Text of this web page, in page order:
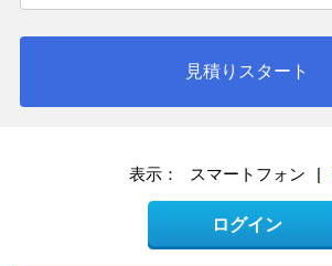
見積りスタート
表示： スマートフォン |
ログイン